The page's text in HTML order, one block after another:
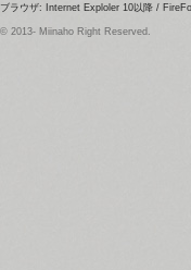
ブラウザ: Internet Exploler 10以降 /
© 2013- Miinaho Right Reserved.